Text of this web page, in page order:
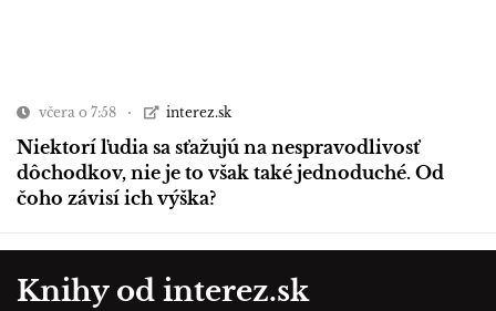
včera o 7:58 interez.sk
Niektorí ľudia sa sťažujú na nespravodlivosť
dôchodkov, nie je to však také jednoduché. Od
čoho závisí ich výška?
Knihy od interez.sk